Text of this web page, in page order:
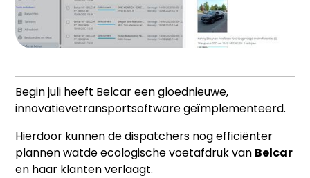
Begin juli heeft Belcar een gloednieuwe,
innovatievetransportsoftware geïmplementeerd.
Hierdoor kunnen de dispatchers nog efficiënter
plannen watde ecologische voetafdruk van Belcar
en haar klanten verlaagt.